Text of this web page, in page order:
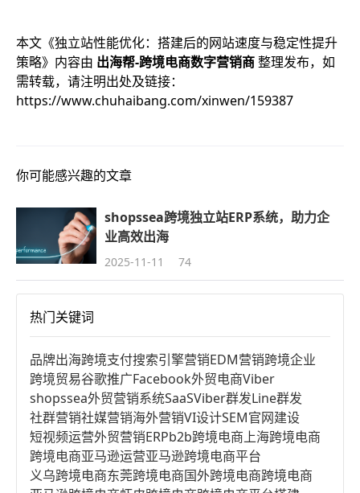
本文《独立站性能优化：搭建后的网站速度与稳定性提升
策略》内容由 出海帮-跨境电商数字营销商整理发布，如
需转载，请注明出处及链接：
https://www.chuhaibang.com/xinwen/159387
你可能感兴趣的文章
shopssea跨境独立站ERP系统，助力企
业高效出海
2025-11-11 74
热门关键词
品牌出海跨境支付搜索引擎营销EDM营销跨境企业
跨境贸易谷歌推广Facebook外贸电商Viber
shopssea外贸营销系统SaaSViber群发Line群发
社群营销社媒营销海外营销VI设计SEM官网建设
短视频运营外贸营销ERPb2b跨境电商上海跨境电商
跨境电商亚马逊运营亚马逊跨境电商平台
义乌跨境电商东莞跨境电商国外跨境电商跨境电商